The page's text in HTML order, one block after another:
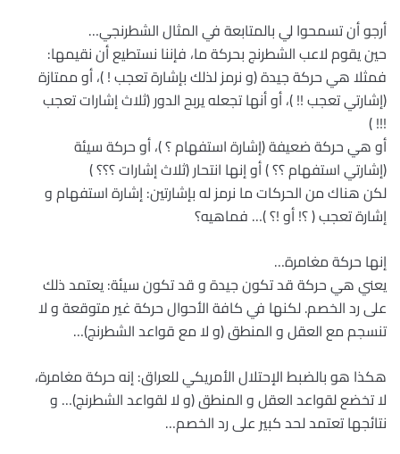
أرجو أن تسمحوا لي بالمتابعة في المثال الشطرنجي…
حين يقوم لاعب الشطرنج بحركة ما، فإننا نستطيع أن نقيمها:
فمثلا هي حركة جيدة (و نرمز لذلك بإشارة تعجب ! )، أو ممتازة
(إشارتي تعجب !! )، أو أنها تجعله يربح الدور (ثلاث إشارات تعجب
!!! )
أو هي حركة ضعيفة (إشارة استفهام ؟ )، أو حركة سيئة
(إشارتي استفهام ؟؟ ) أو إنها انتحار (ثلاث إشارات ؟؟؟ )
لكن هناك من الحركات ما نرمز له بإشارتين: إشارة استفهام و
إشارة تعجب ( ؟! أو !؟ )… فماهيه؟
إنها حركة مغامرة…
يعني هي حركة قد تكون جيدة و قد تكون سيئة: يعتمد ذلك
على رد الخصم. لكنها في كافة الأحوال حركة غير متوقعة و لا
تنسجم مع العقل و المنطق (و لا مع قواعد الشطرنج)…
هكذا هو بالضبط الإحتلال الأمريكي للعراق: إنه حركة مغامرة،
لا تخضع لقواعد العقل و المنطق (و لا لقواعد الشطرنج)… و
نتائجها تعتمد لحد كبير على رد الخصم…